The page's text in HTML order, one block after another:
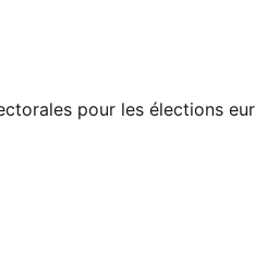
pour les élections